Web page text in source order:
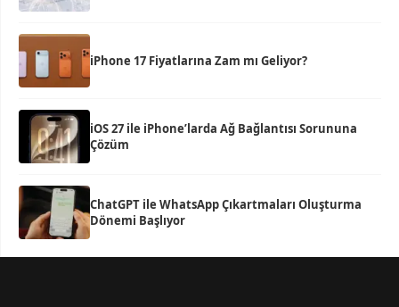
iPhone 17 Fiyatlarına Zam mı Geliyor?
iOS 27 ile iPhone’larda Ağ Bağlantısı Sorununa
Çözüm
ChatGPT ile WhatsApp Çıkartmaları Oluşturma
Dönemi Başlıyor